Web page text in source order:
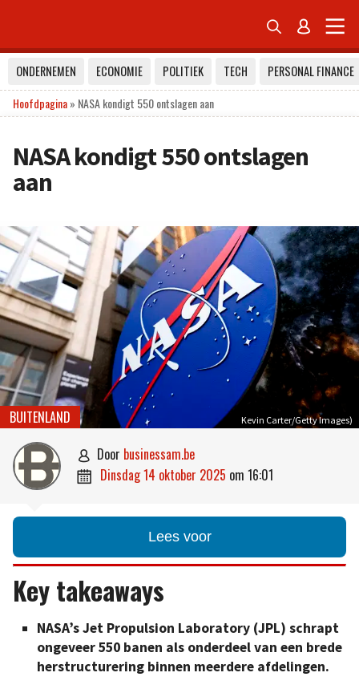
 
ONDERNEMEN ECONOMIE POLITIEK TECH
PERSONAL FINANCE
Hoofdpagina» NASA kondigt 550 ontslagen aan
NASA kondigt 550 ontslagen
aan
Kevin Carter/Getty Images)
BUITENLAND
 door businessam.be
 dinsdag 14 oktober 2025 om 16:01
Lees voor
Key takeaways
NASA’s Jet Propulsion Laboratory (JPL) schrapt
ongeveer 550 banen als onderdeel van een brede
herstructurering binnen meerdere afdelingen.